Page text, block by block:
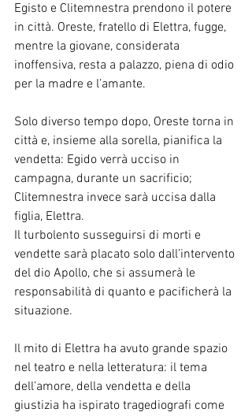
Egisto e Clitemnestra prendono il potere
in città. Oreste, fratello di Elettra, fugge,
mentre la giovane, considerata
inoffensiva, resta a palazzo, piena di odio
per la madre e l’amante.
Solo diverso tempo dopo, Oreste torna in
città e, insieme alla sorella, pianifica la
vendetta: Egido verrà ucciso in
campagna, durante un sacrificio;
Clitemnestra invece sarà uccisa dalla
figlia, Elettra.
Il turbolento susseguirsi di morti e
vendette sarà placato solo dall’intervento
del dio Apollo, che si assumerà le
responsabilità di quanto e pacificherà la
situazione.
Il mito di Elettra ha avuto grande spazio
nel teatro e nella letteratura: il tema
dell’amore, della vendetta e della
giustizia ha ispirato tragediografi come